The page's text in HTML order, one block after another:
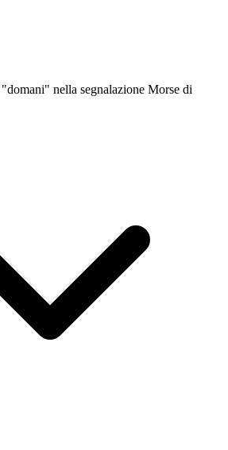
nella segnalazione Morse di